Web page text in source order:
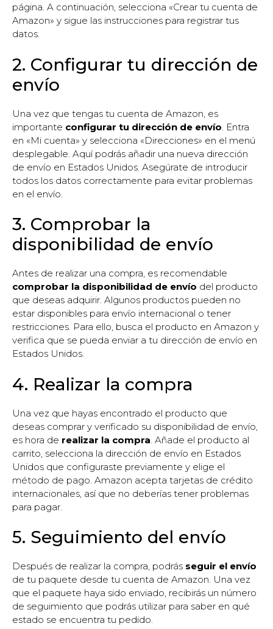
página. A continuación, selecciona «Crear tu cuenta de
Amazon» y sigue las instrucciones para registrar tus
datos.
2. Configurar tu dirección de
envío
Una vez que tengas tu cuenta de Amazon, es
importante configurar tu dirección de envío . Entra
en «Mi cuenta» y selecciona «Direcciones» en el menú
desplegable. Aquí podrás añadir una nueva dirección
de envío en Estados Unidos. Asegúrate de introducir
todos los datos correctamente para evitar problemas
en el envío.
3. Comprobar la
disponibilidad de envío
Antes de realizar una compra, es recomendable
comprobar la disponibilidad de envío del producto
que deseas adquirir. Algunos productos pueden no
estar disponibles para envío internacional o tener
restricciones. Para ello, busca el producto en Amazon y
verifica que se pueda enviar a tu dirección de envío en
Estados Unidos.
4. Realizar la compra
Una vez que hayas encontrado el producto que
deseas comprar y verificado su disponibilidad de envío,
es hora de realizar la compra . Añade el producto al
carrito, selecciona la dirección de envío en Estados
Unidos que configuraste previamente y elige el
método de pago. Amazon acepta tarjetas de crédito
internacionales, así que no deberías tener problemas
para pagar.
5. Seguimiento del envío
Después de realizar la compra, podrás seguir el envío
de tu paquete desde tu cuenta de Amazon. Una vez
que el paquete haya sido enviado, recibirás un número
de seguimiento que podrás utilizar para saber en qué
estado se encuentra tu pedido.